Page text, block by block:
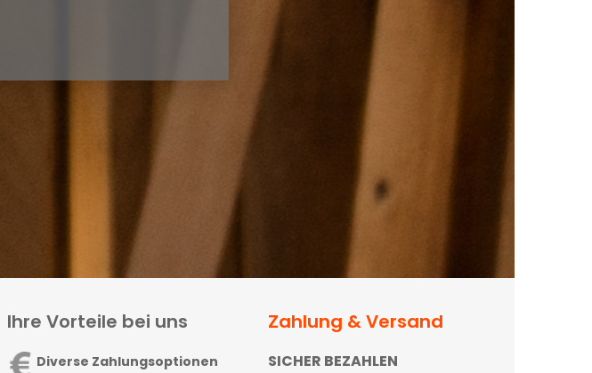
Ihre Vorteile bei uns
Diverse Zahlungsoptionen
Zahlung & Versand
SICHER BEZAHLEN